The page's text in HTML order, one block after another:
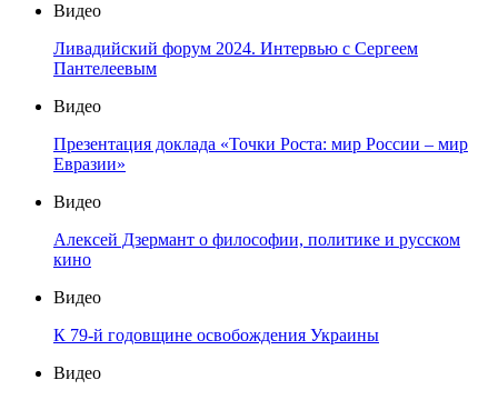
Видео
Ливадийский форум 2024. Интервью с Сергеем
Пантелеевым
Видео
Презентация доклада «Точки Роста: мир России – мир
Евразии»
Видео
Алексей Дзермант о философии, политике и русском
кино
Видео
К 79-й годовщине освобождения Украины
Видео